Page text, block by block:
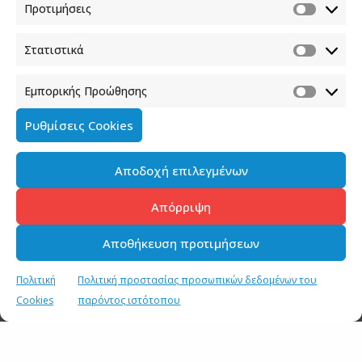
Προτιμήσεις
Στατιστικά
Εμπορικής Προώθησης
Ρυθμίσεις Cookies
Αποδοχή επιλεγμένων
Απόρριψη
Αποθήκευση προτιμήσεων
Πολιτική
Cookies
Πολιτική προστασίας προσωπικών δεδομένων του
παρόντος ιστότοπου